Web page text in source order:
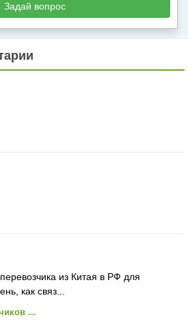
Задай вопрос
из Китая в РФ для
как связ...
...